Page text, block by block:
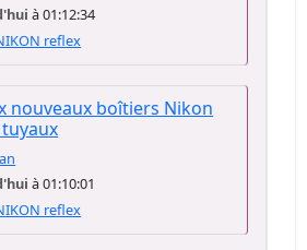
à 01:12:34
reflex
nouveaux boîtiers Nikon
à 01:10:01
reflex